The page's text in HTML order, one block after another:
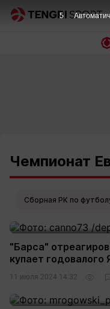
Чемпионат
Сборная РК по
"Барса"
купает годовалого
11 июля 2024 14:32
5